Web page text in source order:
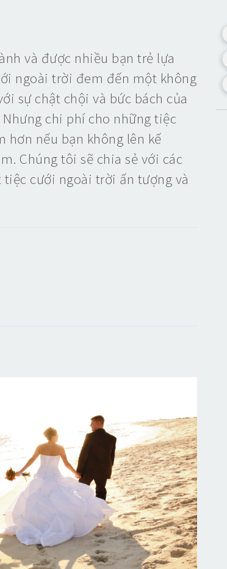
và được nhiều bạn trẻ lựa
ngoài trời đem đến một không
sự chật chội và bức bách của
chi phí cho những tiệc
hơn nếu bạn không lên kế
Chúng tôi sẽ chia sẻ với các
cưới ngoài trời ấn tượng và